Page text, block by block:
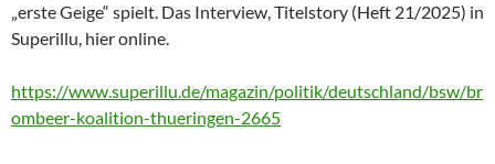
„erste Geige“ spielt. Das Interview, Titelstory (Heft 21/2025) in
Superillu, hier online.
https://www.superillu.de/magazin/politik/deutschland/bsw/br
ombeer-koalition-thueringen-2665